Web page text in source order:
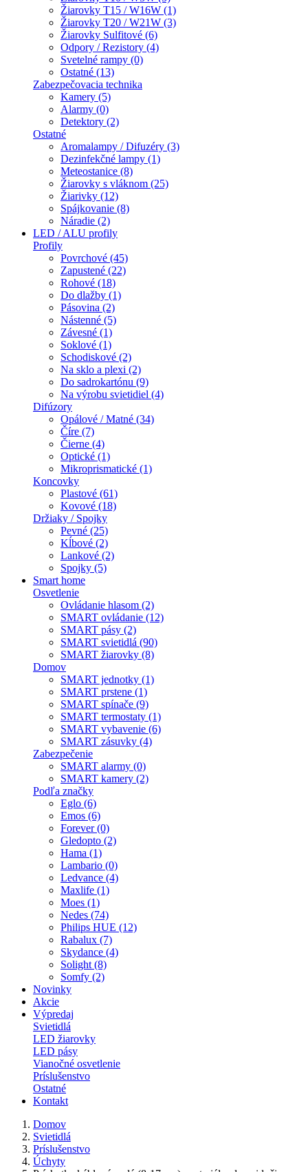
Žiarovky T15 / W16W (1)
Žiarovky T20 / W21W (3)
Žiarovky Sulfitové (6)
Odpory / Rezistory (4)
Svetelné rampy (0)
Ostatné (13)
Zabezpečovacia technika
Kamery (5)
Alarmy (0)
Detektory (2)
Ostatné
Aromalampy / Difuzéry (3)
Dezinfekčné lampy (1)
Meteostanice (8)
Žiarovky s vláknom (25)
Žiarivky (12)
Spájkovanie (8)
Náradie (2)
LED / ALU profily
Profily
Povrchové (45)
Zapustené (22)
Rohové (18)
Do dlažby (1)
Pásovina (2)
Nástenné (5)
Závesné (1)
Soklové (1)
Schodiskové (2)
Na sklo a plexi (2)
Do sadrokartónu (9)
Na výrobu svietidiel (4)
Difúzory
Opálové / Matné (34)
Číre (7)
Čierne (4)
Optické (1)
Mikroprismatické (1)
Koncovky
Plastové (61)
Kovové (18)
Držiaky / Spojky
Pevné (25)
Kĺbové (2)
Lankové (2)
Spojky (5)
Smart home
Osvetlenie
Ovládanie hlasom (2)
SMART ovládanie (12)
SMART pásy (2)
SMART svietidlá (90)
SMART žiarovky (8)
Domov
SMART jednotky (1)
SMART prstene (1)
SMART spínače (9)
SMART termostaty (1)
SMART vybavenie (6)
SMART zásuvky (4)
Zabezpečenie
SMART alarmy (0)
SMART kamery (2)
Podľa značky
Eglo (6)
Emos (6)
Forever (0)
Gledopto (2)
Hama (1)
Lambario (0)
Ledvance (4)
Maxlife (1)
Moes (1)
Nedes (74)
Philips HUE (12)
Rabalux (7)
Skydance (4)
Solight (8)
Somfy (2)
Novinky
Akcie
Výpredaj
Svietidlá
LED žiarovky
LED pásy
Vianočné osvetlenie
Príslušenstvo
Ostatné
Kontakt
Domov
Svietidlá
Príslušenstvo
Úchyty